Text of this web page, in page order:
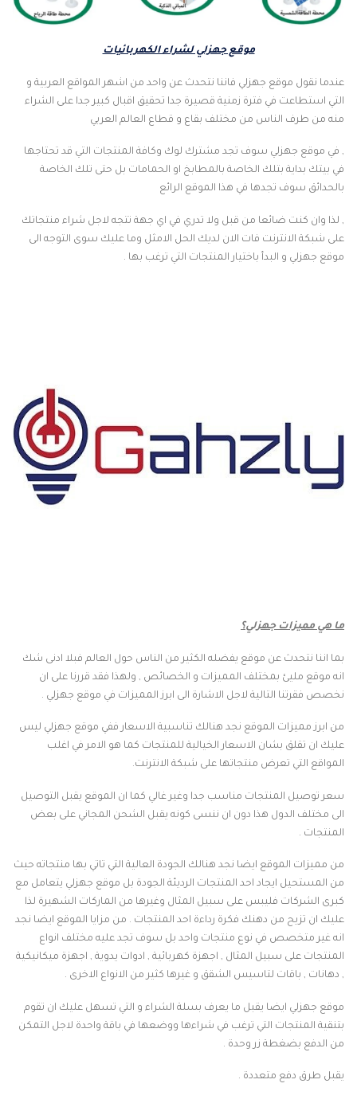
موقع جهزلي لشراء الكهربائيات
عندما نقول موقع جهزلي فاننا نتحدث عن واحد من اشهر المواقع العربية و
التي استطاعت في فترة زمنية قصيرة جدا تحقيق اقبال كبير جدا على الشراء
منه من طرف الناس من مختلف بقاع و قطاع العالم العربي
, في موقع جهزلي سوف تجد مشترك لوك وكافة المنتجات التي قد تحتاجها
في بيتك بداية بتلك الخاصة بالمطابخ او الحمامات بل حتى تلك الخاصة
بالحدائق سوف تجدها في هذا الموقع الرائع
, لذا وان كنت ضائعا من قبل ولا تدري في اي جهة تتجه لاجل شراء منتجاتك
على شبكة الانترنت فات الان لديك الحل الامثل وما عليك سوى التوجه الى
موقع جهزلي و البدأ باختيار المنتجات التي ترغب بها .
ما هي مميزات جهزلي؟
بما اننا نتحدث عن موقع يفضله الكثير من الناس حول العالم فبلا ادنى شك
انه موقع مليئ بمختلف المميزات و الخصائص , ولهذا فقد قررنا على ان
نخصص فقرتنا التالية لاجل الاشارة الى ابرز المميزات في موقع جهزلي .
من ابرز مميزات الموقع نجد هنالك تناسبية الاسعار ففي موقع جهزلي ليس
عليك ان تقلق بشان الاسعار الخيالية للمنتجات كما هو الامر في اغلب
المواقع التي تعرض منتجاتها على شبكة الانترنت.
سعر توصيل المنتجات مناسب جدا وغير غالي كما ان الموقع يقبل التوصيل
الى مختلف الدول هذا دون ان ننسى كونه يقبل الشحن المجاني على بعض
المنتجات .
من مميزات الموقع ايضا نجد هنالك الجودة العالية التي تاتي بها منتجاته حيث
من المستحيل ايجاد احد المنتجات الرديئة الجودة بل موقع جهزلي يتعامل مع
كبرى الشركات فليبس على سبيل المثال وغيرها من الماركات الشهيرة لذا
عليك ان تزيح من دهنك فكرة رداءة احد المنتجات . من مزايا الموقع ايضا نجد
انه غير متخصص في نوع منتجات واحد بل سوف تجد عليه مختلف انواع
المنتجات على سبيل المثال , اجهزة كهربائية , ادوات يدوية , اجهزة ميكانيكية
, دهانات , باقات لتاسيس الشقق و غيرها كثير من الانواع الاخرى .
موقع جهزلي ايضا يقبل ما يعرف بسلة الشراء و التي تسهل عليك ان تقوم
بتنقية المنتجات التي ترغب في شراءها ووضعها في باقة واحدة لاجل التمكن
من الدفع بضغطة زر وحدة .
يقبل طرق دفع متعددة .